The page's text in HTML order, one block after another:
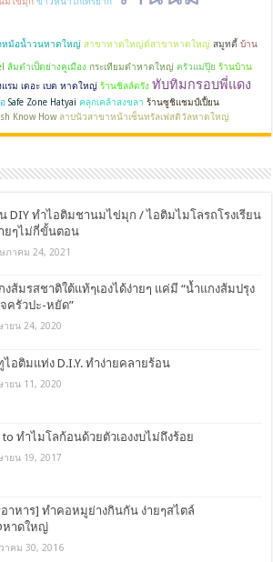
หม้อน้ำวนหาดใหญ่ สาขาหาดใหญ่ด์สาขาหาดใหญ่ สมูทตี้ บ้าน
ส้มตำเป็ดย่างคูเมือง กระเทียมดำหาดใหญ่ ครัวแม่ปุ๊ย ร้านบ้าน
แรม เดอะ เบด หาดใหญ่ ร้านชิลล์ตรัง ทับทิมกรอบพี่แดง
Safe Zone Hatyai คลุกเคล้าสงขลา ร้านซูชิแชมป์เปี้ยน
Know How ลาบนัวสาขาหน้าเซ็นทรัลเฟสติวัลหาดใหญ่
DIY ทำไอติมชานมไข่มุก / ไอติมไมโลรถโรงเรียน
ายๆไม่กี่ขั้นตอน
ภาคม 24, 2021
งส้มรสชาติใต้แท้ๆเองได้ง่ายๆ แค่มี “น้ำแกงส้มปรุง
จครัวปะ-หยัด”
ายน 24, 2020
ไอติมแท่ง D.I.Y. ทำง่ายคลายร้อน
ายน 11, 2020
to ทำไมโลก้อนด้วยตัวเองงบไม่ถึงร้อย
ายน 19, 2017
าหาร] ทำคอหมูย่างกินกัน ง่ายๆสไตล์
หาดใหญ่
าคม 30, 2016